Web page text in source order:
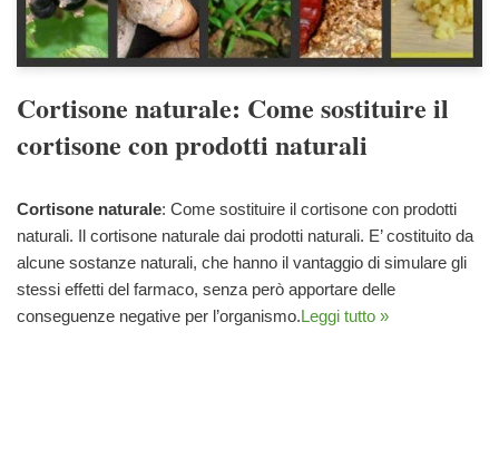
Cortisone naturale: Come sostituire il
cortisone con prodotti naturali
Cortisone naturale: Come sostituire il cortisone con prodotti
naturali. Il cortisone naturale dai prodotti naturali. E’ costituito da
alcune sostanze naturali, che hanno il vantaggio di simulare gli
stessi effetti del farmaco, senza però apportare delle
conseguenze negative per l’organismo.Leggi tutto »